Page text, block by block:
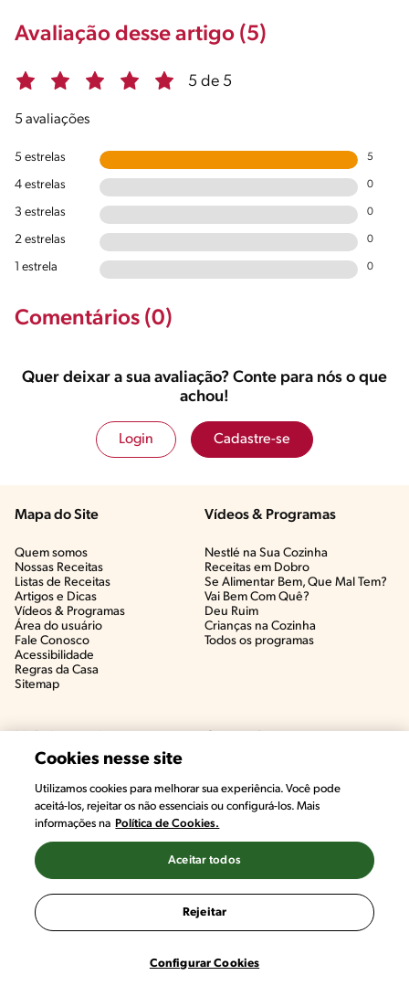
Avaliação desse artigo (5)
5 de 5
5 avaliações
5 estrelas 5
4 estrelas 0
3 estrelas 0
2 estrelas 0
1 estrela 0
Comentários (0)
Quer deixar a sua avaliação? Conte para nós o que
achou!
Login Cadastre-se
#CHAMANUTRI
CONVERSE COM UMA NUTRICIONISTA E
TIRE AS SUAS DÚVIDAS
Mapa do Site
Quem somos
Nossas Receitas
Listas de Receitas​
Artigos e Dicas​
Vídeos & Programas​
Área do usuário
Fale Conosco
Acessibilidade
Regras da Casa
Sitemap
Vídeos & Programas​
Nestlé na Sua Cozinha
Receitas em Dobro
Se Alimentar Bem, Que Mal Tem?​
Vai Bem Com Quê?​
Deu Ruim​
Crianças na Cozinha​
Todos os programas
Bolo de Cenoura
Bolo de Fubá Cremoso
Mousse de Maracujá
Bolo de Laranja
Molho Branco
Brigadeiro
Sobremesas
Carnes Bovinas​
Frango & Aves​
Peixes
Todas as Categorias
Cookies nesse site
Utilizamos cookies para melhorar sua experiência. Você pode
aceitá-los, rejeitar os não essenciais ou configurá-los. Mais
informações na Política de Cookies.
Configurar Cookies
Rejeitar
Aceitar todos